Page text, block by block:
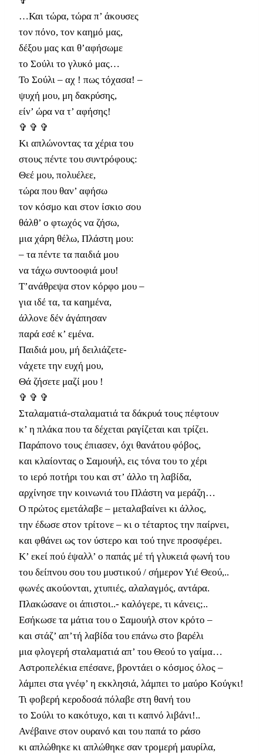
…Και τώρα, τώρα π’ άκουσες
τον πόνο, τον καημό μας,
δέξου μας και θ’αφήσωμε
το Σούλι το γλυκό μας…
Το Σούλι – αχ ! πως τόχασα! –
ψυχή μου, μη δακρύσης,
είν’ ώρα να τ’ αφήσης!
✞ ✞ ✞
Κι απλώνοντας τα χέρια του
στους πέντε του συντρόφους:
Θεέ μου, πολυέλεε,
τώρα που θαν’ αφήσω
τον κόσμο και στον ίσκιο σου
θάλθ’ ο φτωχός να ζήσω,
μια χάρη θέλω, Πλάστη μου:
– τα πέντε τα παιδιά μου
να τάχω συντοοφιά μου!
Τ’ανάθρεψα στον κόρφο μου –
για ιδέ τα, τα καημένα,
άλλονε δέν άγάπησαν
παρά εσέ κ’ εμένα.
Παιδιά μου, μή δειλιάζετε-
νάχετε την ευχή μου,
Θά ζήσετε μαζί μου !
✞ ✞ ✞
Σταλαματιά-σταλαματιά τα δάκρυά τους πέφτουν
κ’ η πλάκα που τα δέχεται ραγίζεται και τρίζει.
Παράπονο τους έπιασεν, όχι θανάτου φόβος,
και κλαίοντας ο Σαμουήλ, εις τόνα του το χέρι
το ιερό ποτήρι του και στ’ άλλο τη λαβίδα,
αρχίνησε την κοινωνιά του Πλάστη να μεράζη…
Ο πρώτος εμετάλαβε – μεταλαβαίνει κι άλλος,
την έδωσε στον τρίτονε – κι ο τέταρτος την παίρνει,
και φθάνει ως τον ύστερο και τού τηνε προσφέρει.
Κ’ εκεί πού έψαλλ’ ο παπάς μέ τή γλυκειά φωνή του
του δείπνου σου του μυστικού / σήμερον Υιέ Θεού,..
φωνές ακούονται, χτυπιές, αλαλαγμός, αντάρα.
Πλακώσανε οι άπιστοι..- καλόγερε, τι κάνεις;..
Εσήκωσε τα μάτια του ο Σαμουήλ στον κρότο –
και στάζ’ απ’τή λαβίδα του επάνω στο βαρέλι
μια φλογερή σταλαματιά απ’ του Θεού το γαίμα…
Αστροπελέκια επέσανε, βροντάει ο κόσμος όλος –
λάμπει στα γνέφ’ η εκκλησιά, λάμπει το μαύρο Κούγκι!
Τι φοβερή κεροδοσά πόλαβε στη θανή του
το Σούλι το κακότυχο, και τι καπνό λιβάνι!..
Ανέβαινε στον ουρανό και του παπά το ράσο
κι απλώθηκε κι απλώθηκε σαν τρομερή μαυρίλα,